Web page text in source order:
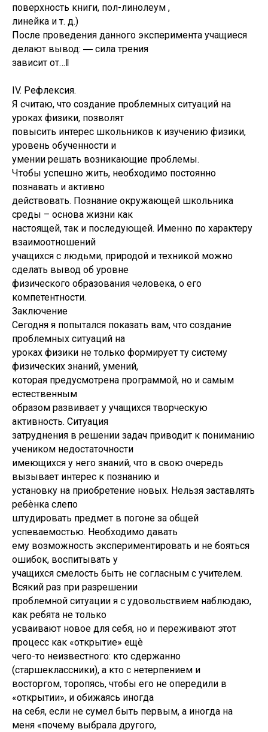
поверхность книги, пол-линолеум ,
линейка и т. д.)
После проведения данного эксперимента учащиеся
делают вывод: ― сила трения
зависит от…‖
IV. Рефлексия.
Я считаю, что создание проблемных ситуаций на
уроках физики, позволят
повысить интерес школьников к изучению физики,
уровень обученности и
умении решать возникающие проблемы.
Чтобы успешно жить, необходимо постоянно
познавать и активно
действовать. Познание окружающей школьника
среды – основа жизни как
настоящей, так и последующей. Именно по характеру
взаимоотношений
учащихся с людьми, природой и техникой можно
сделать вывод об уровне
физического образования человека, о его
компетентности.
Заключение
Сегодня я попытался показать вам, что создание
проблемных ситуаций на
уроках физики не только формирует ту систему
физических знаний, умений,
которая предусмотрена программой, но и самым
естественным
образом развивает у учащихся творческую
активность. Ситуация
затруднения в решении задач приводит к пониманию
учеником недостаточности
имеющихся у него знаний, что в свою очередь
вызывает интерес к познанию и
установку на приобретение новых. Нельзя заставлять
ребѐнка слепо
штудировать предмет в погоне за общей
успеваемостью. Необходимо давать
ему возможность экспериментировать и не бояться
ошибок, воспитывать у
учащихся смелость быть не согласным с учителем.
Всякий раз при разрешении
проблемной ситуации я с удовольствием наблюдаю,
как ребята не только
усваивают новое для себя, но и переживают этот
процесс как «открытие» ещѐ
чего-то неизвестного: кто сдержанно
(старшеклассники), а кто с нетерпением и
восторгом, торопясь, чтобы его не опередили в
«открытии», и обижаясь иногда
на себя, если не сумел быть первым, а иногда на
меня «почему выбрала другого,